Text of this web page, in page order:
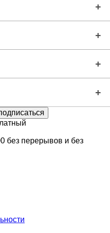
без перерывов и без